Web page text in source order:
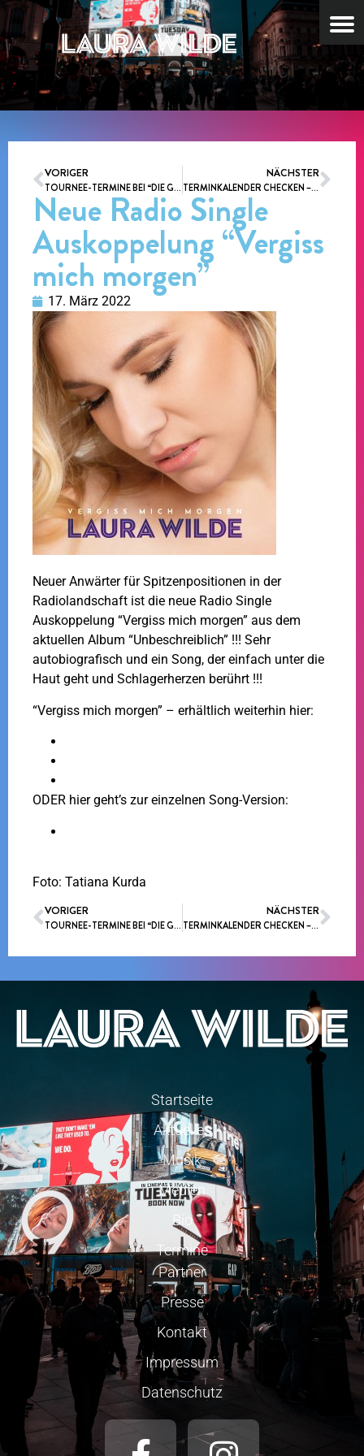
VORIGER
TOURNEE-TERMINE BEI “DIE GROSSE SCHLAGER HITPARADE”
NÄCHSTER
TERMINKALENDER CHECKEN – LAURA WILDE LIVE UND IM TV ERLEBEN !!!
Neue Radio Single
Auskoppelung “Vergiss
mich morgen”
17. März 2022
Neuer Anwärter für Spitzenpositionen in der
Radiolandschaft ist die neue Radio Single
Auskoppelung “Vergiss mich morgen” aus dem
aktuellen Album “Unbeschreiblich” !!! Sehr
autobiografisch und ein Song, der einfach unter die
Haut geht und Schlagerherzen berührt !!!
“Vergiss mich morgen” – erhältlich weiterhin hier:
ODER hier geht’s zur einzelnen Song-Version:
Foto: Tatiana Kurda
VORIGER
TOURNEE-TERMINE BEI “DIE GROSSE SCHLAGER HITPARADE”
NÄCHSTER
TERMINKALENDER CHECKEN – LAURA WILDE LIVE UND IM TV ERLEBEN !!!
Startseite
Aktuelles
Musik
Medien
Bio
Termine
Partner
Presse
Kontakt
Impressum
Datenschutz